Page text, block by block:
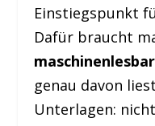
Einstiegspunkt
Dafür braucht
genau davon
Unterlagen: